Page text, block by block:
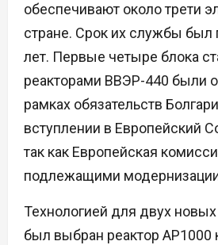
обеспечивают около трети
стране. Срок их службы был
лет. Первые четыре блока
реакторами ВВЭР-440 были
рамках обязательств
вступлении в Европейский
так как Европейская
подлежащими
Технологией для двух
был выбран реактор AP1000